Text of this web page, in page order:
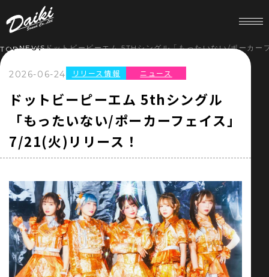
NEWS
SERVICE
COMPANY
RECRUIT
STORE
TOPNEWSドットビーピーエム 5THシングル「もったいない/ポーカー
2026-06-24 リリース情報 ニュース
ドットビーピーエム 5thシングル
「もったいない/ポーカーフェイス」
7/21(火)リリース！